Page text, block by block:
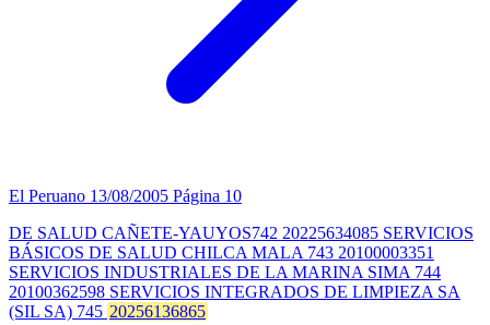
El Peruano 13/08/2005 Página 10
DE SALUD CAÑETE-YAUYOS742 20225634085 SERVICIOS
BÁSICOS DE SALUD CHILCA MALA 743 20100003351
SERVICIOS INDUSTRIALES DE LA MARINA SIMA 744
20100362598 SERVICIOS INTEGRADOS DE LIMPIEZA SA
(SIL SA) 745 20256136865